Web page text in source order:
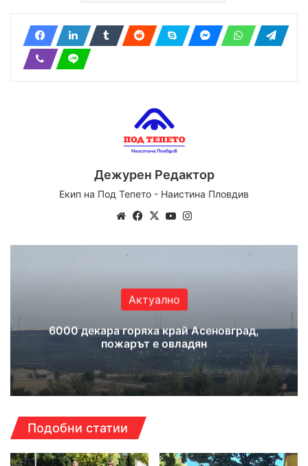
Дежурен Редактор
Екип на Под Тепето - Наистина Пловдив
WebsiteFacebook
X YouTube
Актуално
6000 декара горяха край Асеновград,
пожарът е овладян
Подобни статии